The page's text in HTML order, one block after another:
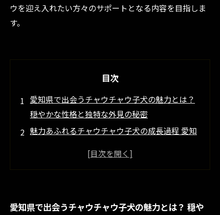
ウを迎え入れたい方々のサポートとなる内容を目指しま
す。
目次
愛知県で出会うチャウチャウ子犬の魅力とは？
穏やかな性格と独特な外見の秘密
魅力あふれるチャウチャウ子犬の成長過程 愛知
チャウチャウ子犬を迎える前に知っておきたい
の社会性としつけの工夫
愛知県で出会うチャウチャウ子犬の魅力とは？ 穏や